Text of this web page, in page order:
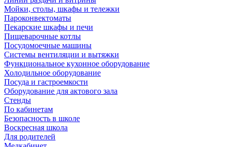
Мойки, столы, шкафы и тележки
Пароконвектоматы
Пекарские шкафы и печи
Пищеварочные котлы
Посудомоечные машины
Системы вентиляции и вытяжки
Функциональное кухонное оборудование
Холодильное оборудование
Посуда и гастроемкости
Оборудование для актового зала
Стенды
По кабинетам
Безопасность в школе
Воскресная школа
Для родителей